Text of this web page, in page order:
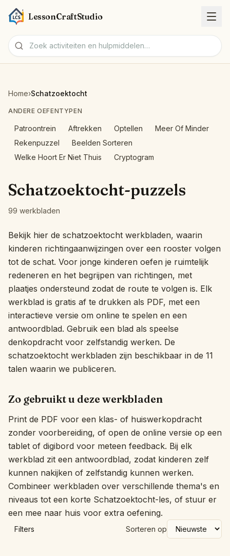
LessonCraftStudio
Activiteiten
Hulpmiddelen
Talen
Interactief
Nederlands
Inloggen
Registreren
Home›Schatzoektocht
ANDERE OEFENTYPEN
Patroontrein Aftrekken Optellen
Meer Of Minder
Rekenpuzzel
Beelden Sorteren
Welke Hoort Er Niet Thuis
Cryptogram
Schatzoektocht-puzzels
99 werkbladen
Bekijk hier de schatzoektocht werkbladen, waarin
kinderen richtingaanwijzingen over een rooster volgen
tot de schat. Voor jonge kinderen oefen je ruimtelijk
redeneren en het begrijpen van richtingen, met
plaatjes ondersteund zodat de route te volgen is. Elk
werkblad is gratis af te drukken als PDF, met een
interactieve versie om online te spelen en een
antwoordblad. Gebruik een blad als speelse
denkopdracht voor zelfstandig werken. De
schatzoektocht werkbladen zijn beschikbaar in de 11
talen waarin we publiceren.
Zo gebruikt u deze werkbladen
Print de PDF voor een klas- of huiswerkopdracht
zonder voorbereiding, of open de online versie op een
tablet of digibord voor meteen feedback. Bij elk
werkblad zit een antwoordblad, zodat kinderen zelf
kunnen nakijken of zelfstandig kunnen werken.
Combineer werkbladen over verschillende thema's en
niveaus tot een korte Schatzoektocht-les, of stuur er
een mee naar huis voor extra oefening.
Filters Sorteren op